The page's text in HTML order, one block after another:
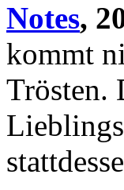
Notes,
kommt
Trösten.